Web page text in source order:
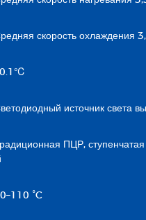
скорость охлаждения
источник света
ПЦР,
°C